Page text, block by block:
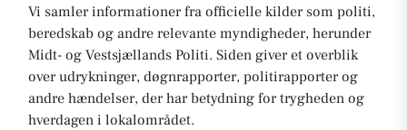
Vi samler informationer fra officielle kilder som politi,
beredskab og andre relevante myndigheder, herunder
Midt- og Vestsjællands Politi. Siden giver et overblik
over udrykninger, døgnrapporter, politirapporter og
andre hændelser, der har betydning for trygheden og
hverdagen i lokalområdet.